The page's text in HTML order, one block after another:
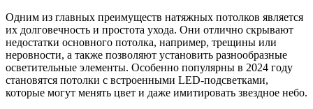
Одним из главных преимуществ натяжных потолков является
их долговечность и простота ухода. Они отлично скрывают
недостатки основного потолка, например, трещины или
неровности, а также позволяют установить разнообразные
осветительные элементы. Особенно популярны в 2024 году
становятся потолки с встроенными LED-подсветками,
которые могут менять цвет и даже имитировать звездное небо.